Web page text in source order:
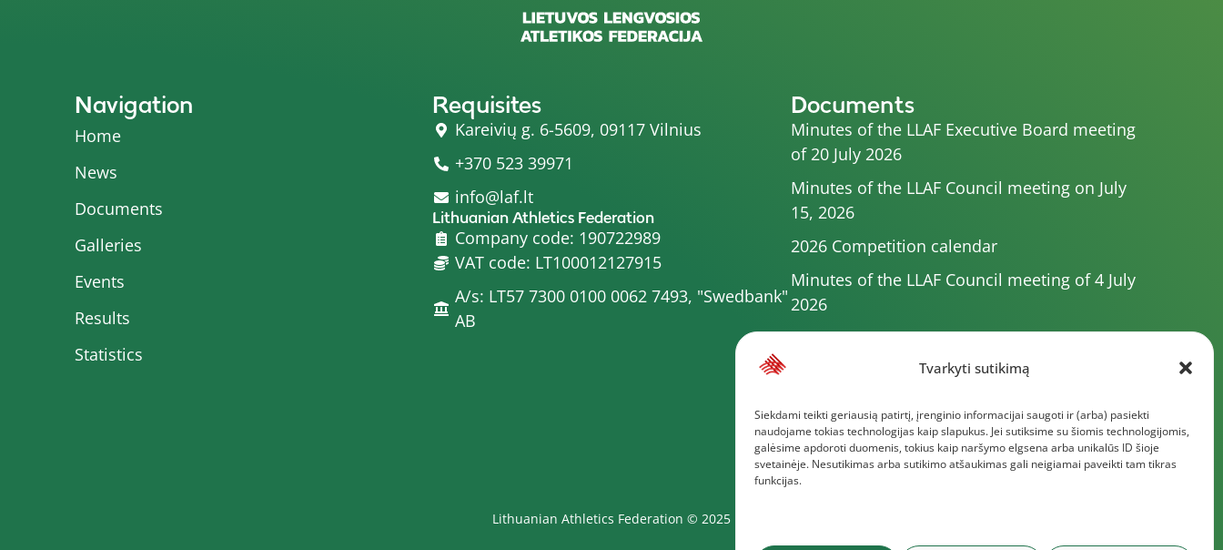
Tvarkyti sutikimą
Siekdami teikti geriausią patirtį, įrenginio informacijai saugoti ir (arba) pasiekti
naudojame tokias technologijas kaip slapukus. Jei sutiksime su šiomis technologijomis,
galėsime apdoroti duomenis, tokius kaip naršymo elgsena arba unikalūs ID šioje
svetainėje. Nesutikimas arba sutikimo atšaukimas gali neigiamai paveikti tam tikras
funkcijas.
Navigation
Home
News
Documents
Galleries
Events
Results
Statistics
Requisites
Kareivių g. 6-5609, 09117 Vilnius
+370 523 39971
info@laf.lt
Lithuanian Athletics Federation
Company code: 190722989
VAT code: LT100012127915
A/s: LT57 7300 0100 0062 7493, "Swedbank"
AB
Documents
Minutes of the LLAF Executive Board meeting
of 20 July 2026
Minutes of the LLAF Council meeting on July
15, 2026
2026 Competition calendar
Minutes of the LLAF Council meeting of 4 July
2026
Minutes of the meeting of the Executive
Committee of 1 July 2025
Board of 25 June 2026
More documents
Lithuanian Athletics Federation © 2025